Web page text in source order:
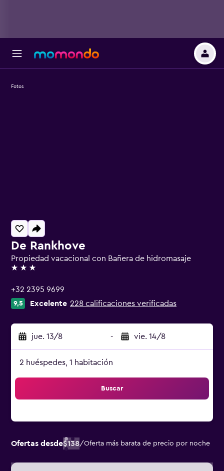
De Rankhove
Propiedad vacacional con Bañera de hidromasaje
3 estrellas
+32 2395 9699
9,5 Excelente 228 calificaciones verificadas
jue. 13/8 - vie. 14/8
2 huéspedes, 1 habitación
Buscar
Ofertas desde$138/Oferta más barata de precio por noche
Fotos